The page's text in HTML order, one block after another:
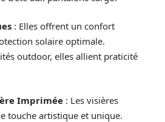
: Elles offrent un confort
solaire optimale.
outdoor, elles allient praticité
Imprimée : Les visières
touche artistique et unique.